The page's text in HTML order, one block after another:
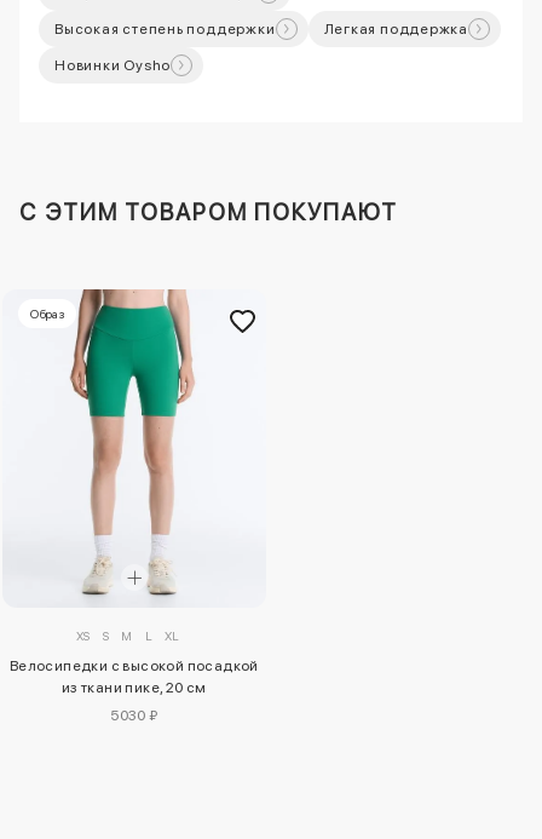
Высокая степень поддержки Легкая поддержка
Новинки Oysho
C ЭТИМ ТОВАРОМ ПОКУПАЮТ
Образ
XS S M L XL
Велосипедки с высокой посадкой
из ткани пике, 20 см
5030 ₽